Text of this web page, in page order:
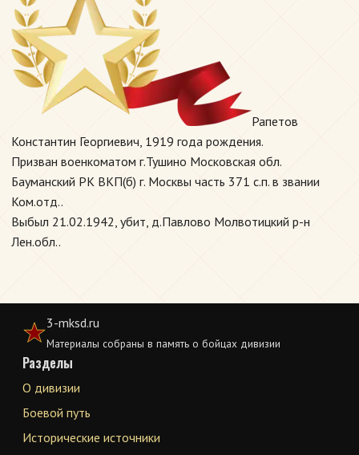
Рапетов
Константин Георгиевич, 1919 года рождения.
Призван военкоматом г.Тушино Московская обл.
Бауманский РК ВКП(б) г. Москвы часть 371 с.п. в звании
Ком.отд..
Выбыл 21.02.1942, убит, д.Павлово Молвотицкий р-н
Лен.обл..
3-mksd.ru
Материалы собраны в память о бойцах дивизии
Разделы
О дивизии
Боевой путь
Исторические источники